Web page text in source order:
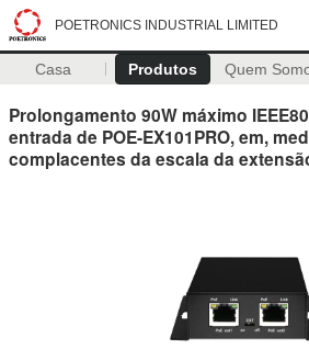
POETRONICS INDUSTRIAL LIMITED
Casa Produtos Quem
Prolongamento 90W máximo
entrada de POE-EX101PRO, em,
complacentes da escala da